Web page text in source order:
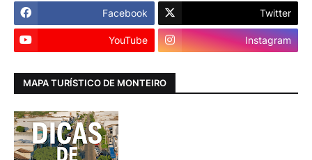
Facebook Twitter
YouTube Instagram
MAPA TURÍSTICO DE MONTEIRO